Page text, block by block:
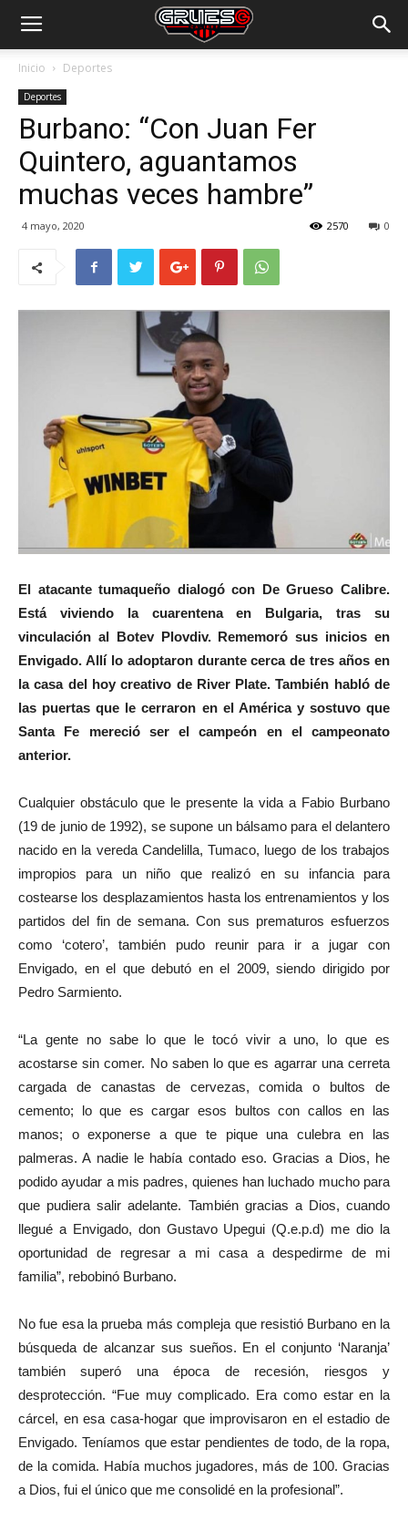
Inicio Deportes
Deportes
Burbano: “Con Juan Fer
Quintero, aguantamos
muchas veces hambre”
4 mayo, 2020 0
2570
El atacante tumaqueño dialogó con De Grueso Calibre.
Está viviendo la cuarentena en Bulgaria, tras su
vinculación al Botev Plovdiv. Rememoró sus inicios en
Envigado. Allí lo adoptaron durante cerca de tres años en
la casa del hoy creativo de River Plate. También habló de
las puertas que le cerraron en el América y sostuvo que
Santa Fe mereció ser el campeón en el campeonato
anterior.
Cualquier obstáculo que le presente la vida a Fabio Burbano
(19 de junio de 1992), se supone un bálsamo para el delantero
nacido en la vereda Candelilla, Tumaco, luego de los trabajos
impropios para un niño que realizó en su infancia para
costearse los desplazamientos hasta los entrenamientos y los
partidos del fin de semana. Con sus prematuros esfuerzos
como ‘cotero’, también pudo reunir para ir a jugar con
Envigado, en el que debutó en el 2009, siendo dirigido por
Pedro Sarmiento.
“La gente no sabe lo que le tocó vivir a uno, lo que es
acostarse sin comer. No saben lo que es agarrar una cerreta
cargada de canastas de cervezas, comida o bultos de
cemento; lo que es cargar esos bultos con callos en las
manos; o exponerse a que te pique una culebra en las
palmeras. A nadie le había contado eso. Gracias a Dios, he
podido ayudar a mis padres, quienes han luchado mucho para
que pudiera salir adelante. También gracias a Dios, cuando
llegué a Envigado, don Gustavo Upegui (Q.e.p.d) me dio la
oportunidad de regresar a mi casa a despedirme de mi
familia”, rebobinó Burbano.
No fue esa la prueba más compleja que resistió Burbano en la
búsqueda de alcanzar sus sueños. En el conjunto ‘Naranja’
también superó una época de recesión, riesgos y
desprotección. “Fue muy complicado. Era como estar en la
cárcel, en esa casa-hogar que improvisaron en el estadio de
Envigado. Teníamos que estar pendientes de todo, de la ropa,
de la comida. Había muchos jugadores, más de 100. Gracias
a Dios, fui el único que me consolidé en la profesional”.